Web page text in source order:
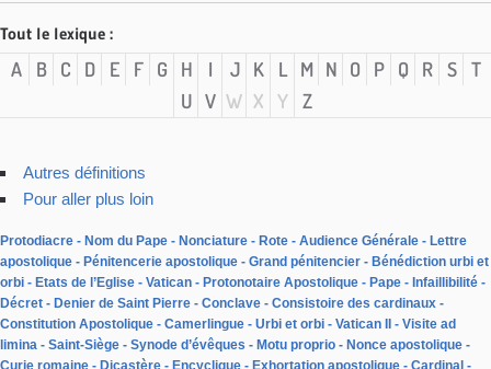
Tout le lexique :
A B C D E F G H I J K L M N O P Q R S
T
U V W X Y Z
Autres définitions
Pour aller plus loin
Protodiacre Nom du Pape Nonciature Rote Audience Générale
Lettre
apostolique
Pénitencerie apostolique Grand pénitencier
Bénédiction urbi et
orbi
Etats de l’Eglise Vatican Protonotaire Apostolique Pape
Infaillibilité
Décret
Denier de Saint Pierre Conclave
Consistoire des cardinaux
Constitution Apostolique
Camerlingue Urbi et orbi Vatican II
Visite ad
limina
Saint-Siège Synode d’évêques Motu proprio
Nonce apostolique
Curie romaine
Dicastère Encyclique Exhortation apostolique
Cardinal